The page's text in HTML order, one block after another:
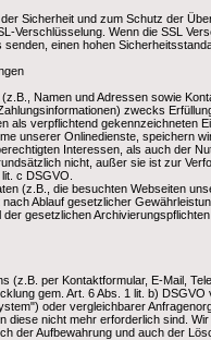
Sicherheit und zum Schutz der
Verschlüsselung. Wenn die SSL
senden, einen hohen
Namen und Adressen sowie
zwecks
als verpflichtend gekennzeichneten
unserer Onlinedienste, speichern
Interessen, als auch der
nicht, außer sie ist zur
c DSGVO.
(z.B., die besuchten Webseiten
Ablauf gesetzlicher
gesetzlichen
(z.B. per Kontaktformular, E-Mail,
gem. Art. 6 Abs. 1 lit. b)
oder vergleichbarer
diese nicht mehr erforderlich sind.
der Aufbewahrung und auch der